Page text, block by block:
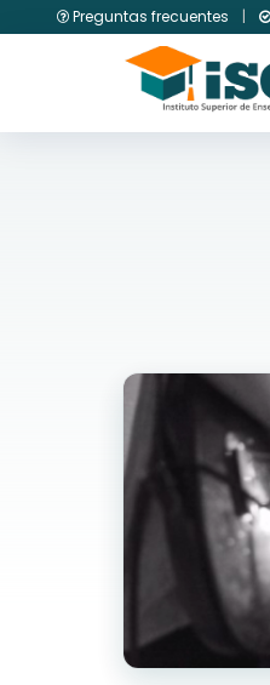
Preguntas frecuentes |